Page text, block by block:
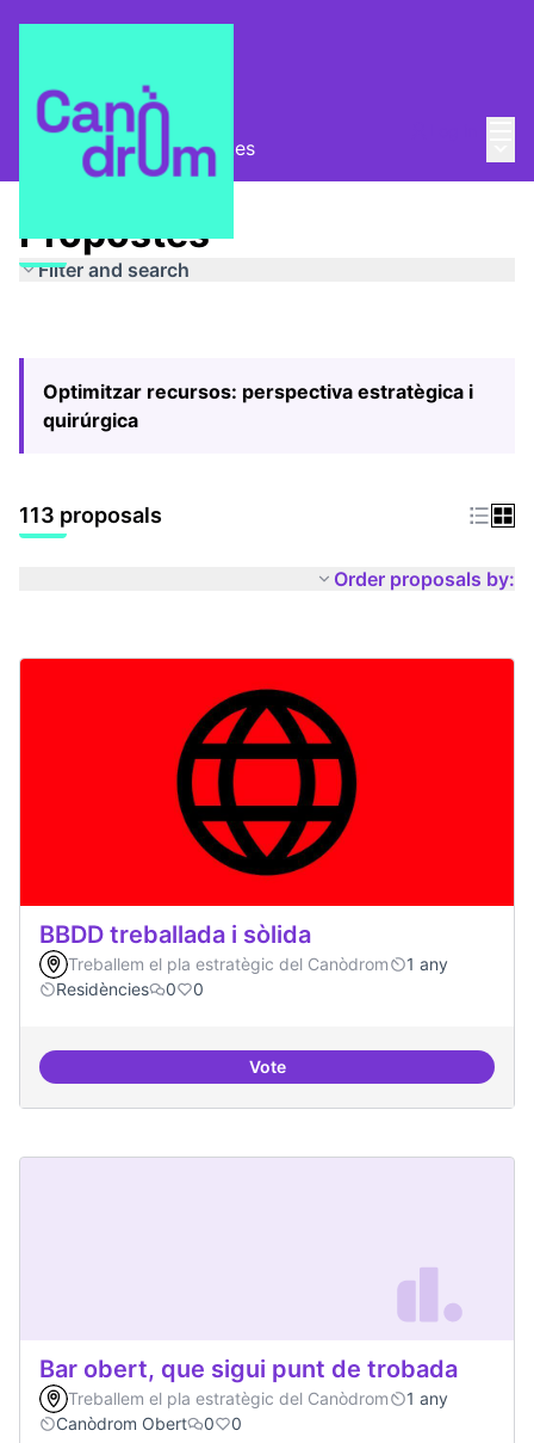
Pla Estratègic Propostes
Propostes
Filter and search
Optimitzar recursos: perspectiva estratègica i
quirúrgica
113 proposals
Order proposals by:
BBDD treballada i sòlida
Treballem el pla estratègic del Canòdrom
1 any
Residències
0 0
VoteBBDD treballada i sòlida
Bar obert, que sigui punt de trobada
Treballem el pla estratègic del Canòdrom
1 any
Canòdrom Obert
0 0